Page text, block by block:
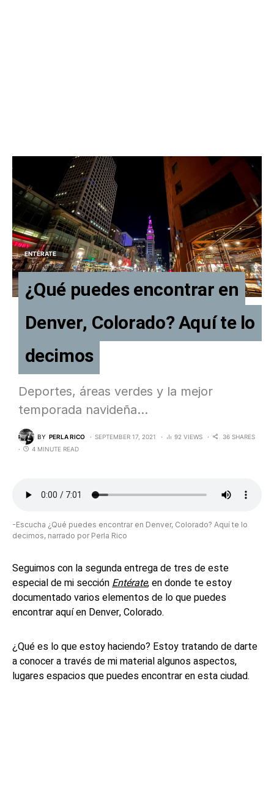
ENTÉRATE
¿Qué puedes encontrar en
Denver, Colorado? Aquí te lo
decimos
Deportes, áreas verdes y la mejor
temporada navideña…
BY PERLA RICO SEPTEMBER 17, 2021 92 VIEWS
36 SHARES
4 MINUTE READ
-Escucha ¿Qué puedes encontrar en Denver, Colorado? Aquí te lo
decimos, narrado por Perla Rico
Seguimos con la segunda entrega de tres de este
especial de mi secciónEntérate, en donde te estoy
documentado varios elementos de lo que puedes
encontrar aquí en Denver, Colorado.
¿Qué es lo que estoy haciendo? Estoy tratando de darte
a conocer a través de mi material algunos aspectos,
lugares espacios que puedes encontrar en esta ciudad.